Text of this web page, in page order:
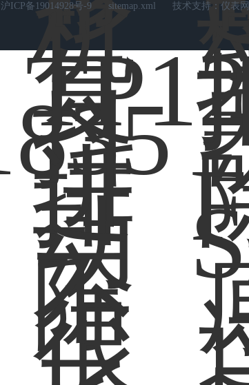
沪ICP备19014928号-9 sitemap.xml 技术支持： 仪表网